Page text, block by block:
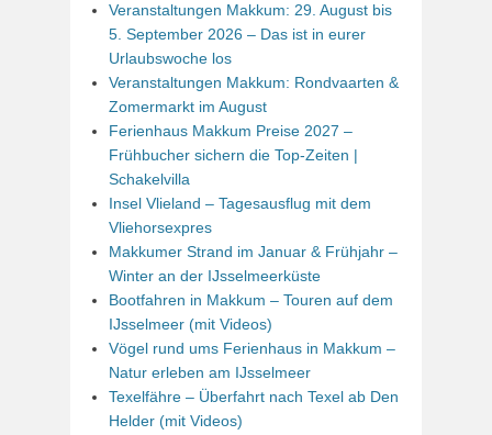
Veranstaltungen Makkum: 29. August bis
5. September 2026 – Das ist in eurer
Urlaubswoche los
Veranstaltungen Makkum: Rondvaarten &
Zomermarkt im August
Ferienhaus Makkum Preise 2027 –
Frühbucher sichern die Top-Zeiten |
Schakelvilla
Insel Vlieland – Tagesausflug mit dem
Vliehorsexpres
Makkumer Strand im Januar & Frühjahr –
Winter an der IJsselmeerküste
Bootfahren in Makkum – Touren auf dem
IJsselmeer (mit Videos)
Vögel rund ums Ferienhaus in Makkum –
Natur erleben am IJsselmeer
Texelfähre – Überfahrt nach Texel ab Den
Helder (mit Videos)